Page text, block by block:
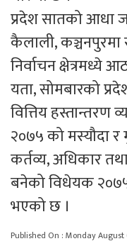
प्रदेश सातको आधा
कैलाली,
निर्वाचन क्षेत्रमध्ये
यता, सोमबारको
वित्तिय हस्तान्तरण
२०७५ को मस्यौदा
कर्तव्य, अधिकार
बनेको विधेयक २०७५
भएको छ ।
Published On : Monday August